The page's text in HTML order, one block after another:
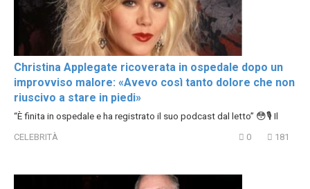
Christina Applegate ricoverata in ospedale dopo un
improvviso malore: «Avevo così tanto dolore che non
riuscivo a stare in piedi»
“È finita in ospedale e ha registrato il suo podcast dal letto” 😳🎙️ Il
CELEBRITÀ 0 181